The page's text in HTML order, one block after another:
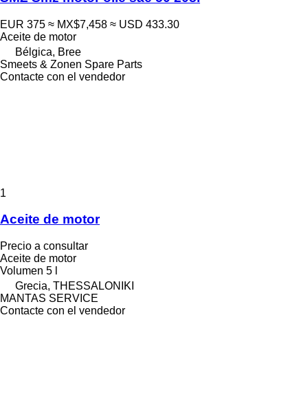
EUR 375 ≈ MX$7,458 ≈ USD 433.30
Aceite de motor
Bélgica, Bree
Smeets & Zonen Spare Parts
Contacte con el vendedor
1
Aceite de motor
Precio a consultar
Aceite de motor
Volumen 5 l
Grecia, THESSALONIKI
MANTAS SERVICE
Contacte con el vendedor